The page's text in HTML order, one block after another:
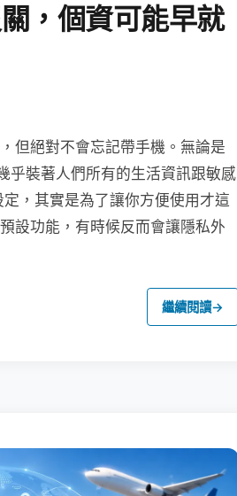
，個資可能早就
但絕對不會忘記帶手機。無論是
乎裝著人們所有的生活資訊跟敏感
，其實是為了讓你方便使用才這
設功能，有時候反而會讓隱私外
繼續閱讀→